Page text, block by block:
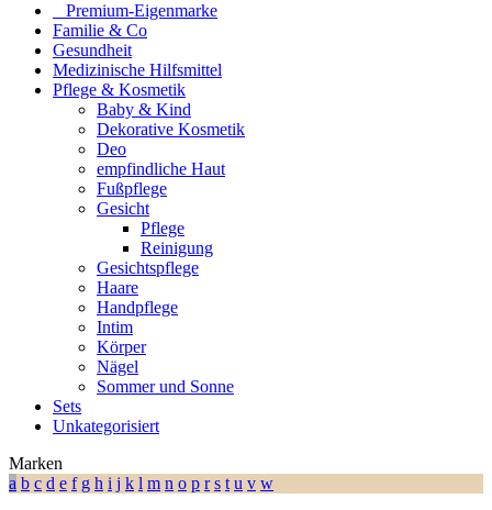
⠀​Premium-Eigenmarke
Familie & Co
Gesundheit
Medizinische Hilfsmittel
Pflege & Kosmetik
Baby & Kind
Dekorative Kosmetik
Deo
empfindliche Haut
Fußpflege
Gesicht
Pflege
Reinigung
Gesichtspflege
Haare
Handpflege
Intim
Körper
Nägel
Sommer und Sonne
Sets
Unkategorisiert
Marken
a b c d e f g h i j k l m n o p r s t u v w